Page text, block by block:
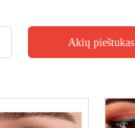
Akių pieštukas